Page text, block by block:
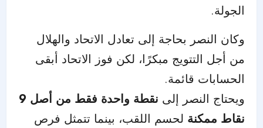
الجولة.
وكان النصر بحاجة إلى تعادل الاتحاد والهلال
من أجل التتويج مبكرًا، لكن فوز الاتحاد أبقى
الحسابات قائمة.
ويحتاج النصر إلى
نقطة واحدة فقط من أصل 9
نقاط ممكنة لحسم اللقب، بينما تتمثل فرص